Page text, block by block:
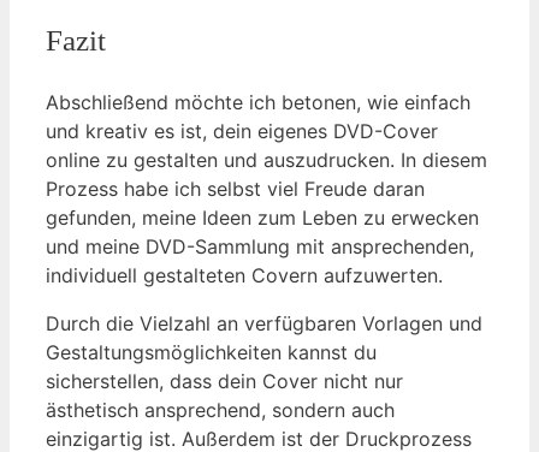
Fazit
Abschließend möchte ich betonen, wie einfach
und kreativ es ist, dein eigenes DVD-Cover
online zu gestalten und auszudrucken. In diesem
Prozess habe ich selbst viel Freude daran
gefunden, meine Ideen zum Leben zu erwecken
und meine DVD-Sammlung mit ansprechenden,
individuell gestalteten Covern aufzuwerten.
Durch die Vielzahl an verfügbaren Vorlagen und
Gestaltungsmöglichkeiten kannst du
sicherstellen, dass dein Cover nicht nur
ästhetisch ansprechend, sondern auch
einzigartig ist. Außerdem ist der Druckprozess